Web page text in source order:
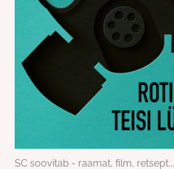
SC soovitab - raamat, film, retsept...